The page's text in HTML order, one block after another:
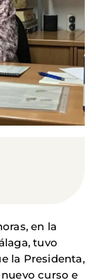
en la
tuvo
la Presidenta,
curso e